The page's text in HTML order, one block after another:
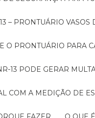
13 – PRONTUÁRIO
E O PRONTUÁRIO PARA
13 PODE GERAR
COM A MEDIÇÃO DE